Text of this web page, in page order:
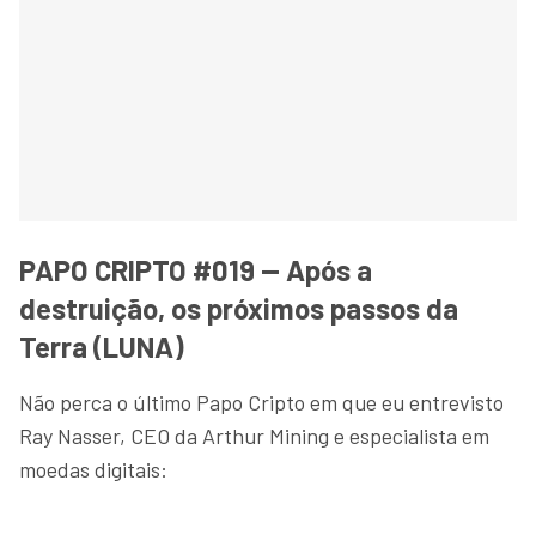
PAPO CRIPTO #019 — Após a
destruição, os próximos passos da
Terra (LUNA)
Não perca o último Papo Cripto em que eu entrevisto
Ray Nasser, CEO da Arthur Mining e especialista em
moedas digitais: